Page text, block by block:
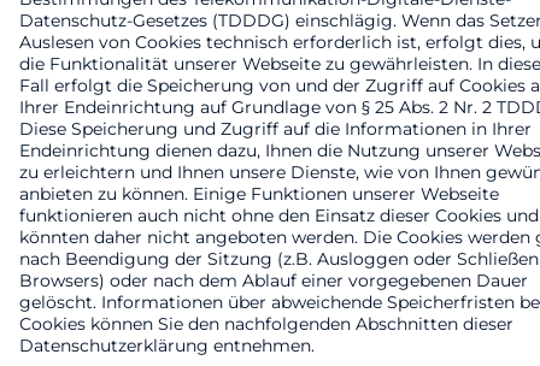
Datenschutz-Gesetzes (TDDDG) einschlägig. Wenn das
Auslesen von Cookies technisch erforderlich ist, erfolgt dies,
die Funktionalität unserer Webseite zu gewährleisten. In
Fall erfolgt die Speicherung von und der Zugriff auf Cookies
Ihrer Endeinrichtung auf Grundlage von § 25 Abs. 2 Nr. 2
Diese Speicherung und Zugriff auf die Informationen in Ihrer
Endeinrichtung dienen dazu, Ihnen die Nutzung unserer
zu erleichtern und Ihnen unsere Dienste, wie von Ihnen
anbieten zu können. Einige Funktionen unserer Webseite
funktionieren auch nicht ohne den Einsatz dieser Cookies und
könnten daher nicht angeboten werden. Die Cookies werden
nach Beendigung der Sitzung (z.B. Ausloggen oder
Browsers) oder nach dem Ablauf einer vorgegebenen Dauer
gelöscht. Informationen über abweichende Speicherfristen
Cookies können Sie den nachfolgenden Abschnitten dieser
Datenschutzerklärung entnehmen.